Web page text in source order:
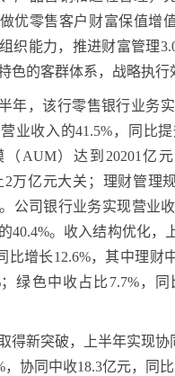
优零售客户财富保值增
织能力，推进财富管理
色的客群体系，战略执行
年，该行零售银行业务
业收入的41.5%，同比提
AUM）达到20201亿
2万亿元大关；理财管理
公司银行业务实现营业
40.4%。收入结构优化，
比增长12.6%，其中理财
；绿色中收占比7.7%，
得新突破，上半年实现协
，协同中收18.3亿元，同比